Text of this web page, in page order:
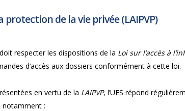
de la vie privée (LAIPVP)
respecter les dispositions de la Loi sur l’accès à
d’accès aux dossiers conformément à cette loi.
en vertu de la LAIPVP, l’UES répond
notamment :